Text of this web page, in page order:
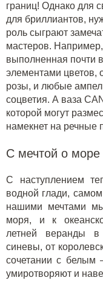
границ! Однако для
для бриллиантов,
роль сыграют
мастеров. Например,
выполненная почти
элементами цветов,
розы, и любые
соцветия. А ваза
которой могут
намекнет на речные
С мечтой о море
С наступлением
водной глади,
нашими мечтами
моря, и к
летней веранды в
синевы, от
сочетании с белым
умиротворяют и